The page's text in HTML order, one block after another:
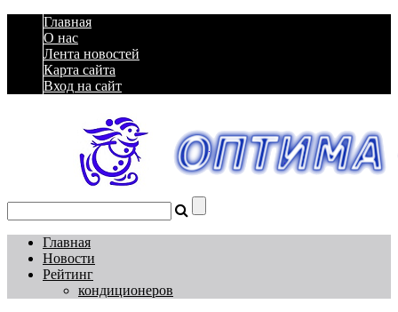
Главная
О нас
Лента новостей
Карта сайта
Вход на сайт
Главная
Новости
Рейтинг
кондиционеров